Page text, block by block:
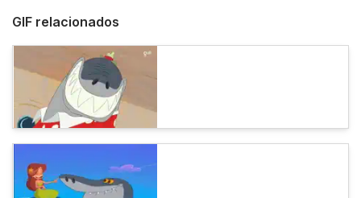
GIF relacionados